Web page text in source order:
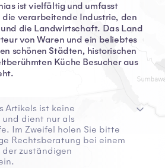
ist vielfältig und umfasst
die verarbeitende Industrie, den
die Landwirtschaft. Das Land
von Waren und ein beliebtes
schönen Städten, historischen
Küche Besucher aus
Artikels ist keine
dient nur als
Im Zweifel holen Sie bitte
Rechtsberatung bei einem
zuständigen